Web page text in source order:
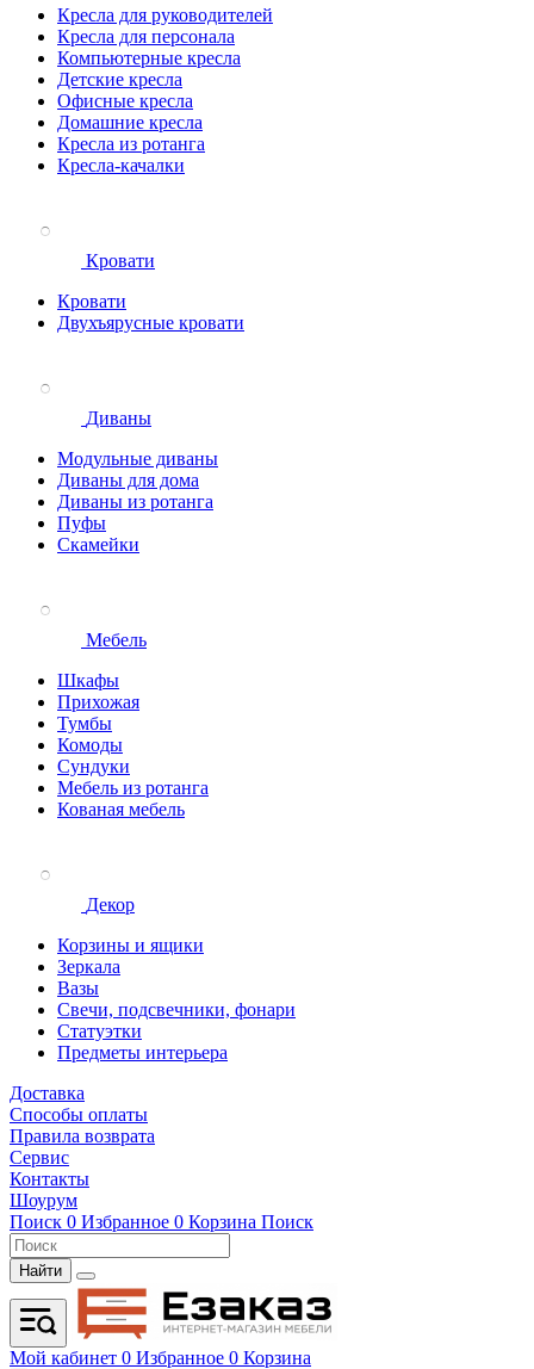
Кресла для руководителей
Кресла для персонала
Компьютерные кресла
Детские кресла
Офисные кресла
Домашние кресла
Кресла из ротанга
Кресла-качалки
Кровати
Кровати
Двухъярусные кровати
Диваны
Модульные диваны
Диваны для дома
Диваны из ротанга
Пуфы
Скамейки
Мебель
Шкафы
Прихожая
Тумбы
Комоды
Сундуки
Мебель из ротанга
Кованая мебель
Декор
Корзины и ящики
Зеркала
Вазы
Свечи, подсвечники, фонари
Статуэтки
Предметы интерьера
Доставка
Способы оплаты
Правила возврата
Сервис
Контакты
Шоурум
Поиск 0 Избранное 0 Корзина Поиск
Найти
Мой кабинет 0 Избранное 0 Корзина